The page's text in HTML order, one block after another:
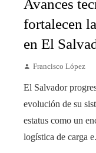
Avances
fortalecen
en El
Francisco López
El Salvador
evolución de su
estatus como un
logística de carga